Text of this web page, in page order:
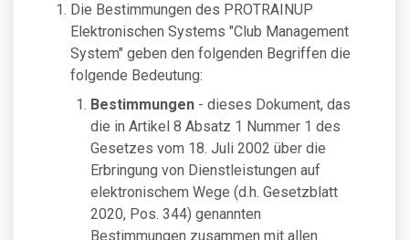
Die Bestimmungen des PROTRAINUP
Elektronischen Systems "Club Management
System" geben den folgenden Begriffen die
folgende Bedeutung:
Bestimmungen - dieses Dokument, das
die in Artikel 8 Absatz 1 Nummer 1 des
Gesetzes vom 18. Juli 2002 über die
Erbringung von Dienstleistungen auf
elektronischem Wege (d.h. Gesetzblatt
2020, Pos. 344) genannten
Bestimmungen zusammen mit allen